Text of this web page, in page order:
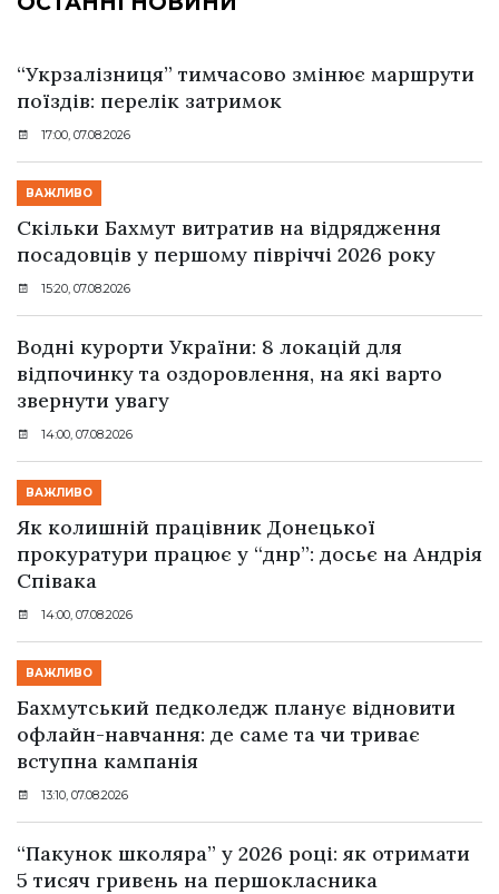
“Укрзалізниця” тимчасово змінює маршрути
поїздів: перелік затримок
17:00, 07.08.2026
ВАЖЛИВО
Скільки Бахмут витратив на відрядження
посадовців у першому півріччі 2026 року
15:20, 07.08.2026
Водні курорти України: 8 локацій для
відпочинку та оздоровлення, на які варто
звернути увагу
14:00, 07.08.2026
ВАЖЛИВО
Як колишній працівник Донецької
прокуратури працює у “днр”: досьє на Андрія
Співака
14:00, 07.08.2026
ВАЖЛИВО
Бахмутський педколедж планує відновити
офлайн-навчання: де саме та чи триває
вступна кампанія
13:10, 07.08.2026
“Пакунок школяра” у 2026 році: як отримати
5 тисяч гривень на першокласника